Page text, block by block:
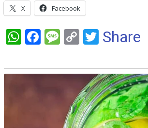
X Facebook
W
at
F
ce
o
M
s
a
e
C
py
Li
n
k
T
tt
er
Share